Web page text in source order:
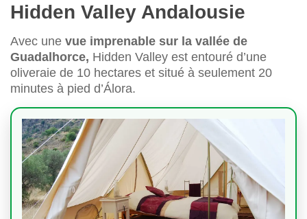
Hidden Valley Andalousie
Avec une vue imprenable sur la vallée de
Guadalhorce, Hidden Valley est entouré d’une
oliveraie de 10 hectares et situé à seulement 20
minutes à pied d’Álora.